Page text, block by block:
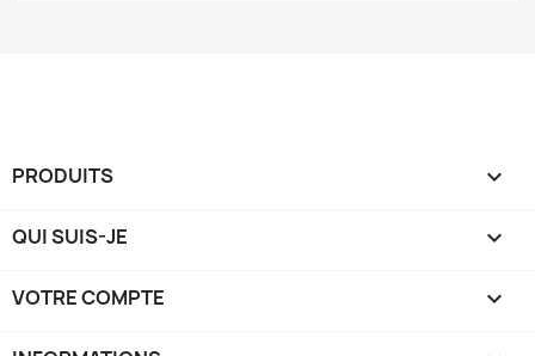
PRODUITS 
QUI SUIS-JE 
VOTRE COMPTE 